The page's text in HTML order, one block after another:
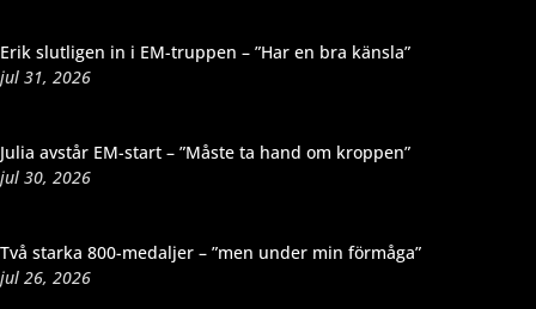
Erik slutligen in i EM-truppen – ”Har en bra känsla”
jul 31, 2026
Julia avstår EM-start – ”Måste ta hand om kroppen”
jul 30, 2026
Två starka 800-medaljer – ”men under min förmåga”
jul 26, 2026